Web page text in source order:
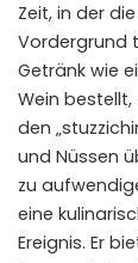
Zeit, in der
Vordergrund
Getränk wie
Wein bestellt,
den
und Nüssen
zu
eine
Ereignis. Er